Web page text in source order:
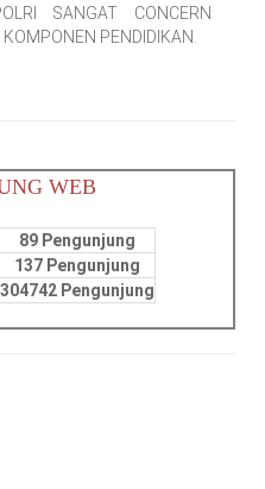
SANGAT CONCERN
PENDIDIKAN.
WEB
89 Pengunjung
137 Pengunjung
304742 Pengunjung